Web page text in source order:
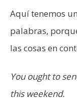
Aquí tenemos
palabras,
las cosas en
You ought to
this weekend.